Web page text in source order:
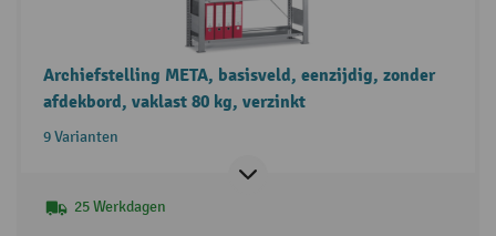
Archiefstelling META, basisveld, eenzijdig, zonder
afdekbord, vaklast 80 kg, verzinkt
9 Varianten
25 Werkdagen